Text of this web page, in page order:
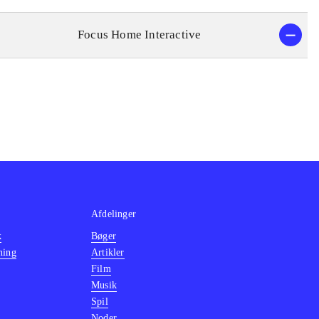
Focus Home Interactive
Afdelinger
Bøger
Artikler
Film
Musik
Spil